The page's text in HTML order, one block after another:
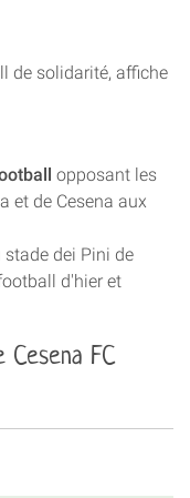
opposant les
et de Cesena aux
stade dei Pini de
d'hier et
FC